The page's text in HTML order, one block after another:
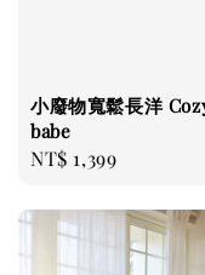
小廢物寬鬆長洋
babe
Regular
NT$ 1,399